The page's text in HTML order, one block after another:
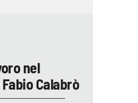
nel
Calabrò